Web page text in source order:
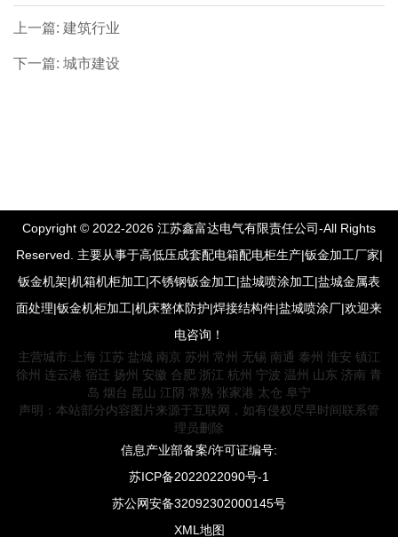
上一篇: 建筑行业
下一篇: 城市建设
Copyright © 2022-2026 江苏鑫富达电气有限责任公司-All Rights
Reserved. 主要从事于高低压成套配电箱配电柜生产|钣金加工厂家|
钣金机架|机箱机柜加工|不锈钢钣金加工|盐城喷涂加工|盐城金属表
面处理|钣金机柜加工|机床整体防护|焊接结构件|盐城喷涂厂|欢迎来
电咨询！
主营城市: 上海 江苏 盐城 南京 苏州 常州 无锡 南通 泰州 淮安 镇江
徐州 连云港 宿迁 扬州 安徽 合肥 浙江 杭州 宁波 温州 山东 济南 青
岛 烟台 昆山 江阴 常熟 张家港 太仓 阜宁
声明：本站部分内容图片来源于互联网，如有侵权尽早时间联系管
理员删除
信息产业部备案/许可证编号:
苏ICP备2022022090号-1
苏公网安备32092302000145号
XML地图